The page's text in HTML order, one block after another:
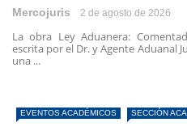
Mercojuris 2 de agosto de 2026
La obra Ley Aduanera:
escrita por el Dr. y Agente Aduanal
una ...
EVENTOS ACADÉMICOS SECCIÓN